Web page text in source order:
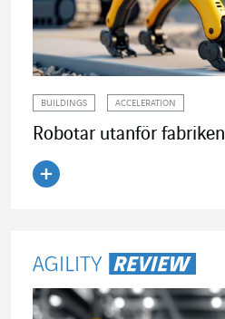
BUILDINGS ACCELERATION
Robotar utanför fabriken